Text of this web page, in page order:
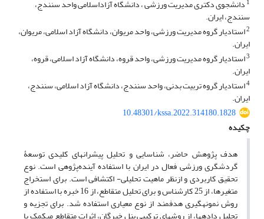
1 دانشجوی دکتری مدیریت ورزشی ، دانشگاه آزاداسلامی واحد سنندج،
سنندج، ایران.
2استادیار گروه مدیریت ورزشی، واحد مریوان، دانشگاه آزاد اسلامی، مریوان،
ایران.
3استادیار گروه مدیریت ورزشی، واحد قروه، دانشگاه آزاد اسلامی، قروه،
ایران.
4استادیار گروه تربیت بدنی، واحد سنندج، دانشگاه آزاد اسلامی، سنندج،
ایران.
10.48301/kssa.2022.314180.1828
چکیده
هدف پژوهش حاضر، شناسایی و تحلیل پیشران­های کلیدی توسعۀ
گردشگری ورزشی فعال در ایران با استفاده آینده‌پژوهی است. نوع
تحقیق کاربردی و ازنظر ماهیت تحلیلی- اکتشافی است. برای استخراج
متغیرها، از 25 کارشناس و برای تحلیل متقاطع، از 16 خبره با استفاده از
روش نمونه­گیری هدفمند از نوع معیاری استفاده شد. برای تجزیه ‌و